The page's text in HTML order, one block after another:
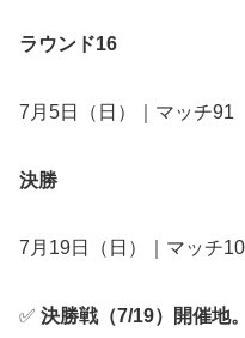
ラウンド16
7月5日（日）｜マッチ
決勝
7月19日（日）｜マッチ
✅ 決勝戦（7/19）開催地。